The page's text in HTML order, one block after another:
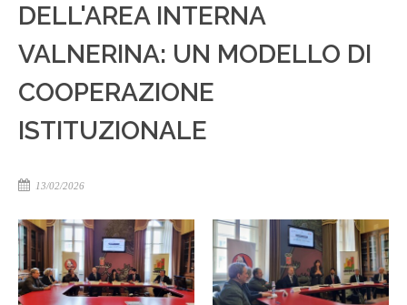
DELL'AREA INTERNA
VALNERINA: UN MODELLO DI
COOPERAZIONE
ISTITUZIONALE
13/02/2026